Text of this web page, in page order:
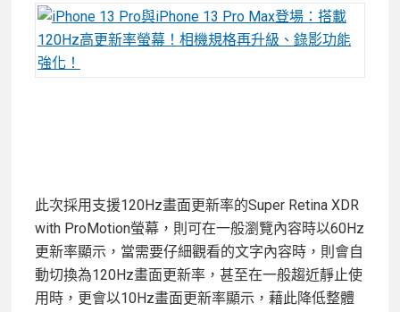
此次採用支援120Hz畫面更新率的Super Retina XDR
with ProMotion螢幕，則可在一般瀏覽內容時以60Hz
更新率顯示，當需要仔細觀看的文字內容時，則會自
動切換為120Hz畫面更新率，甚至在一般趨近靜止使
用時，更會以10Hz畫面更新率顯示，藉此降低整體